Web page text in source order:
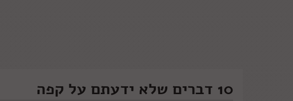
10 דברים שלא ידעתם על קפה